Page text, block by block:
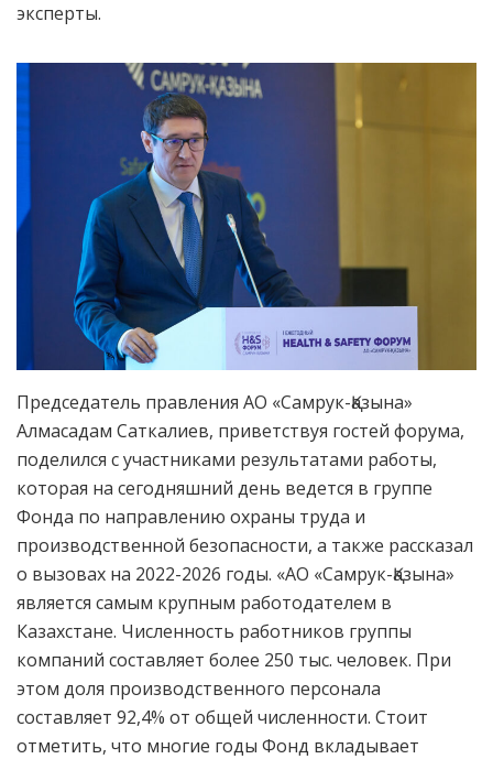
эксперты.
Председатель правления АО «Самрук-Қазына»
Алмасадам Саткалиев, приветствуя гостей форума,
поделился с участниками результатами работы,
которая на сегодняшний день ведется в группе
Фонда по направлению охраны труда и
производственной безопасности, а также рассказал
о вызовах на 2022-2026 годы. «АО «Самрук-Қазына»
является самым крупным работодателем в
Казахстане. Численность работников группы
компаний составляет более 250 тыс. человек. При
этом доля производственного персонала
составляет 92,4% от общей численности. Стоит
отметить, что многие годы Фонд вкладывает